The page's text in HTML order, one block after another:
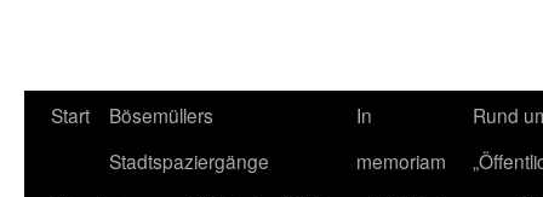
Start
Bösemüllers
Stadtspaziergänge
In
memoriam
Rund